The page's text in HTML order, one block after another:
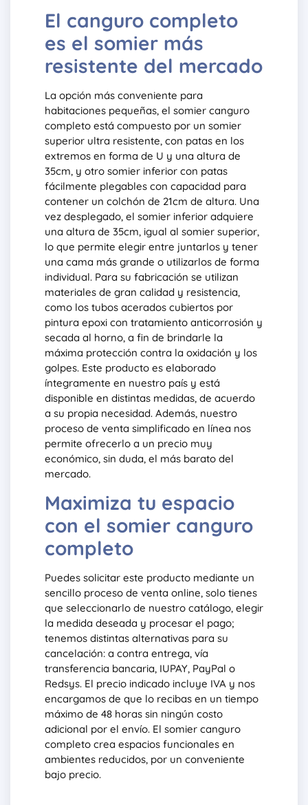
El canguro completo
es el somier más
resistente del mercado
La opción más conveniente para
habitaciones pequeñas, el somier canguro
completo está compuesto por un somier
superior ultra resistente, con patas en los
extremos en forma de U y una altura de
35cm, y otro somier inferior con patas
fácilmente plegables con capacidad para
contener un colchón de 21cm de altura. Una
vez desplegado, el somier inferior adquiere
una altura de 35cm, igual al somier superior,
lo que permite elegir entre juntarlos y tener
una cama más grande o utilizarlos de forma
individual. Para su fabricación se utilizan
materiales de gran calidad y resistencia,
como los tubos acerados cubiertos por
pintura epoxi con tratamiento anticorrosión y
secada al horno, a fin de brindarle la
máxima protección contra la oxidación y los
golpes. Este producto es elaborado
íntegramente en nuestro país y está
disponible en distintas medidas, de acuerdo
a su propia necesidad. Además, nuestro
proceso de venta simplificado en línea nos
permite ofrecerlo a un precio muy
económico, sin duda, el más barato del
mercado.
Maximiza tu espacio
con el somier canguro
completo
Puedes solicitar este producto mediante un
sencillo proceso de venta online, solo tienes
que seleccionarlo de nuestro catálogo, elegir
la medida deseada y procesar el pago;
tenemos distintas alternativas para su
cancelación: a contra entrega, vía
transferencia bancaria, IUPAY, PayPal o
Redsys. El precio indicado incluye IVA y nos
encargamos de que lo recibas en un tiempo
máximo de 48 horas sin ningún costo
adicional por el envío. El somier canguro
completo crea espacios funcionales en
ambientes reducidos, por un conveniente
bajo precio.